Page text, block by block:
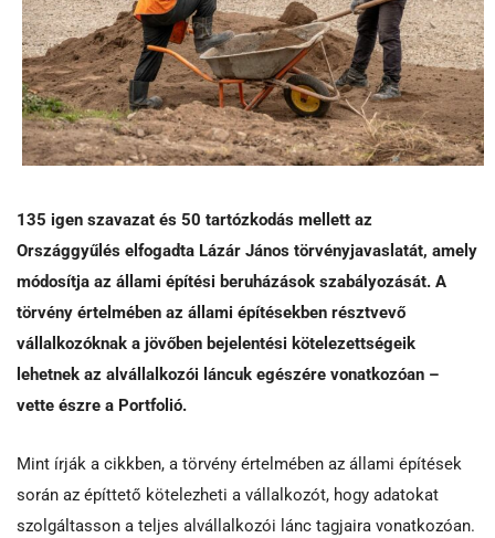
135 igen szavazat és 50 tartózkodás mellett az
Országgyűlés elfogadta Lázár János törvényjavaslatát, amely
módosítja az állami építési beruházások szabályozását. A
törvény értelmében az állami építésekben résztvevő
vállalkozóknak a jövőben bejelentési kötelezettségeik
lehetnek az alvállalkozói láncuk egészére vonatkozóan –
vette észre a Portfolió.
Mint írják a cikkben, a törvény értelmében az állami építések
során az építtető kötelezheti a vállalkozót, hogy adatokat
szolgáltasson a teljes alvállalkozói lánc tagjaira vonatkozóan.